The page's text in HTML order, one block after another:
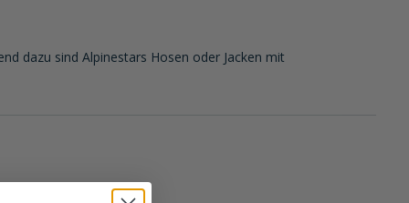
dazu sind Alpinestars Hosen oder Jacken mit